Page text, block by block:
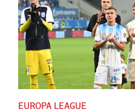
EUROPA LEAGUE